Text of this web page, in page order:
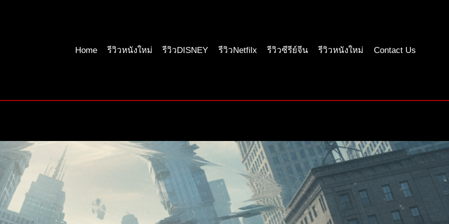
Home
รีวิวหนังใหม่ รีวิวDISNEY รีวิวNetfilx รีวิวซีรีย์จีน รีวิวหนังใหม่ Contact Us